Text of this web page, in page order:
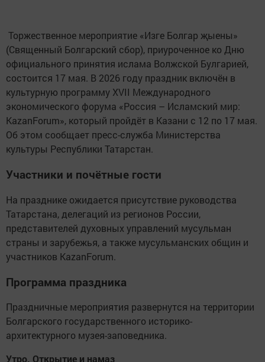
Торжественное мероприятие «Изге Болгар җыены»
(Священный Болгарский сбор), приуроченное ко Дню
официального принятия ислама Волжской Булгарией,
состоится 17 мая. В 2026 году праздник включён в
культурную программу XVII Международного
экономического форума «Россия – Исламский мир:
KazanForum», который пройдёт в Казани с 12 по 17 мая.
Об этом сообщает пресс-служба Министерства
культуры Республики Татарстан.
Участники и почётные гости
На празднике ожидается присутствие руководства
Татарстана, делегаций из регионов России,
представителей духовных управлений мусульман
страны и зарубежья, а также мусульманских общин и
участников KazanForum.
Программа праздника
Праздничные мероприятия развернутся на территории
Болгарского государственного историко-
архитектурного музея-заповедника.
Утро. Открытие и намаз